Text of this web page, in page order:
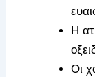
Η
Οι